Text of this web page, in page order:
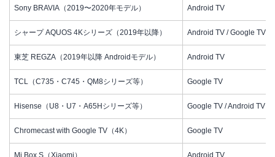
Sony BRAVIA（2019〜2020年モデル） Android TV
シャープ AQUOS 4Kシリーズ（2019年以降） Android TV / Google TV
東芝 REGZA（2019年以降 Androidモデル） Android TV
TCL（C735・C745・QM8シリーズ等） Google TV
Hisense（U8・U7・A65Hシリーズ等） Google TV / Android TV
Chromecast with Google TV（4K） Google TV
Mi Box S（Xiaomi） Android TV